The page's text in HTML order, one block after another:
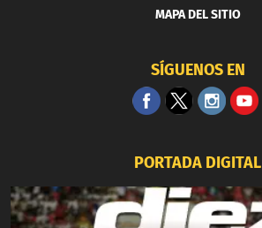
MAPA DEL SITIO
SÍGUENOS EN
PORTADA DIGITAL